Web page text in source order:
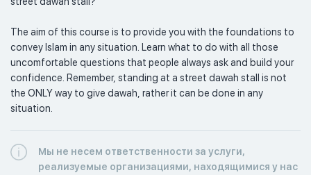
The aim of this course is to provide you with the foundations to
convey Islam in any situation. Learn what to do with all those
uncomfortable questions that people always ask and build your
confidence. Remember, standing at a street dawah stall is not
the ONLY way to give dawah, rather it can be done in any
situation.
Мы не несем ответственности за услуги,
реализуемые организациями, находящимися у нас